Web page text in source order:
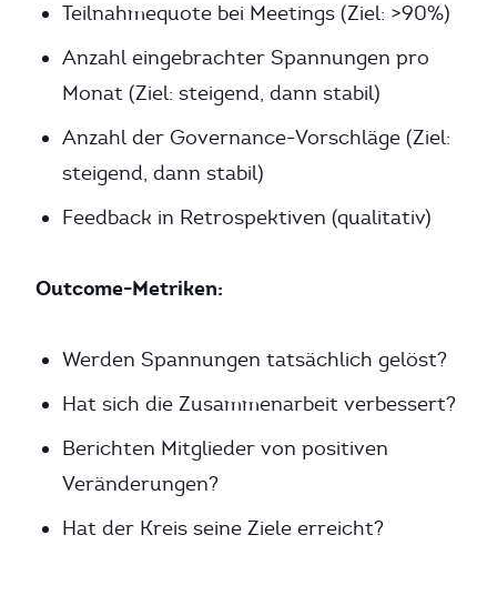
Teilnahmequote bei Meetings (Ziel: >90%)
Anzahl eingebrachter Spannungen pro
Monat (Ziel: steigend, dann stabil)
Anzahl der Governance-Vorschläge (Ziel:
steigend, dann stabil)
Feedback in Retrospektiven (qualitativ)
Outcome-Metriken:
Werden Spannungen tatsächlich gelöst?
Hat sich die Zusammenarbeit verbessert?
Berichten Mitglieder von positiven
Veränderungen?
Hat der Kreis seine Ziele erreicht?